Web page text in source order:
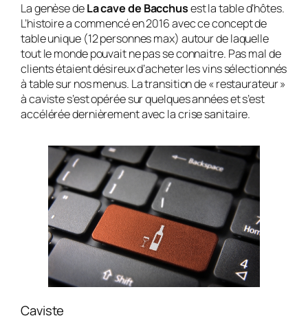
La genèse deLa cave de Bacchusest la table d’hôtes.
L’histoire a commencé en 2016 avec ce concept de
table unique (12 personnes max) autour de laquelle
tout le monde pouvait ne pas se connaitre. Pas mal de
clients étaient désireux d’acheter les vins sélectionnés
à table sur nos menus. La transition de « restaurateur »
à caviste s’est opérée sur quelques années et s’est
accélérée dernièrement avec la crise sanitaire.
Caviste